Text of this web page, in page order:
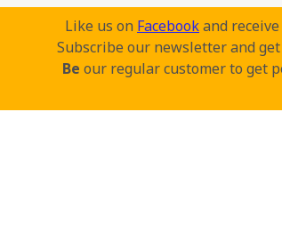
Like us on Facebookand receive
Subscribe our newsletter and
Be our regular customer to get